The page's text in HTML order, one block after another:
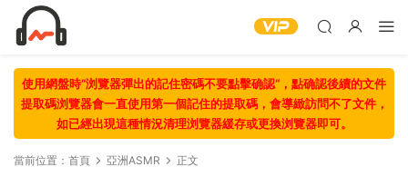
使用網盤時“浏覽器彈出的記住密碼不要點擊确認“，點确認後續的文件
提取碼浏覽器會一直使用第一個記住的提取碼，會導緻訪問不了文件，
如已經出現這種情況清理浏覽器緩存或更換浏覽器即可。
當前位置： 首頁 亞洲ASMR 正文